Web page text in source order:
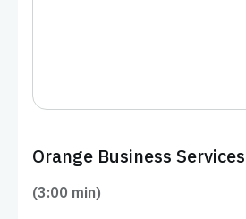
Orange Business
(3:00 min)